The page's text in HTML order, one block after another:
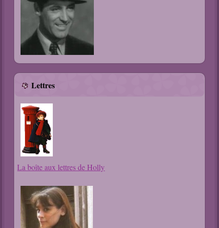
Lettres
La boîte aux lettres de Holly